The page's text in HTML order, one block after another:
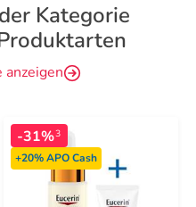
Kategorie
-31%3
+20%APO Cash